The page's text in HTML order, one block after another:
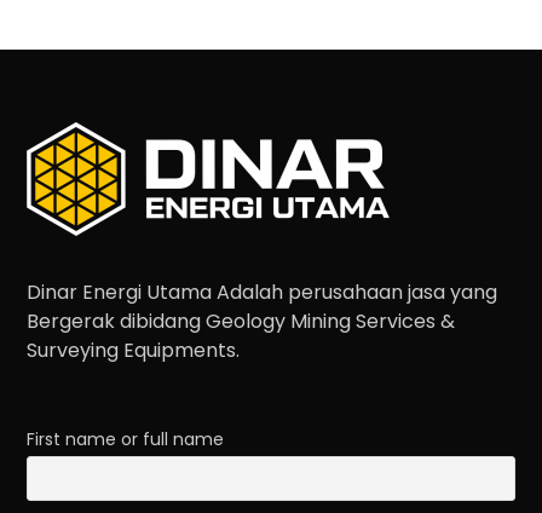
Dinar Energi Utama Adalah perusahaan jasa yang
Bergerak dibidang Geology Mining Services &
Surveying Equipments.
First name or full name